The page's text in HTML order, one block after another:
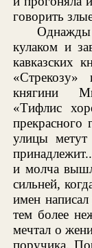
говорить
Однажды
кулаком и
кавказских
княгини
«Тифлис
улицы
и молча
сильней,
имен
тем более
мечтал о
поручика.